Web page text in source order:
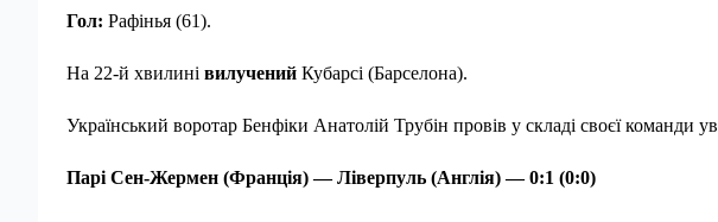
Гол: Рафінья (61).
На 22-й хвилині вилучений Кубарсі (Барселона).
Український воротар Бенфіки Анатолій Трубін провів у складі своєї команди
Парі Сен-Жермен (Франція) — Ліверпуль (Англія) — 0:1 (0:0)